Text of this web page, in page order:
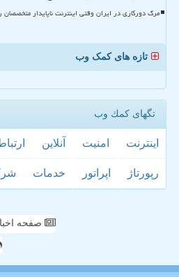
مرگ دورکاری در ایران وقتی اینترنت ناپایدار متخصصان
تازه های کمک وب
تگهای كمك وب
اینترنت امنیت آنلاین
رپورتاژ اپراتور خدمات
صفحه